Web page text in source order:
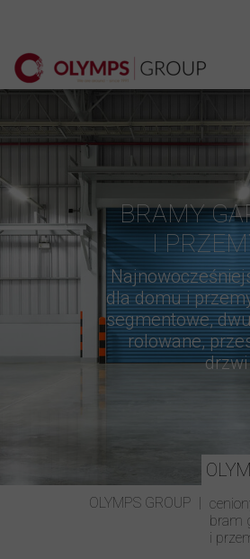
BRAMY
I
dla domu i
segmentowe,
rolowane,
OLYMPS GROUP |
bram
i